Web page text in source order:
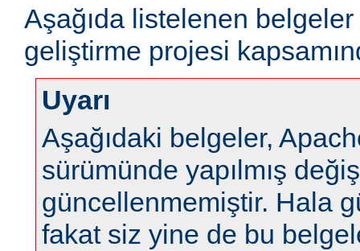
Aşağıda listelenen
geliştirme projesi
Uyarı
Aşağıdaki belgeler,
sürümünde yapılmış
güncellenmemiştir. Hala
fakat siz yine de bu